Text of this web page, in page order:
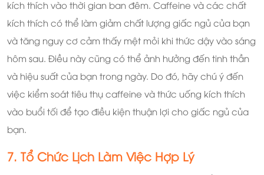
kích thích vào thời gian ban đêm. Caffeine và các chất
kích thích có thể làm giảm chất lượng giấc ngủ của bạn
và tăng nguy cơ cảm thấy mệt mỏi khi thức dậy vào sáng
hôm sau. Điều này cũng có thể ảnh hưởng đến tinh thần
và hiệu suất của bạn trong ngày. Do đó, hãy chú ý đến
việc kiểm soát tiêu thụ caffeine và thức uống kích thích
vào buổi tối để tạo điều kiện thuận lợi cho giấc ngủ của
bạn.
7. Tổ Chức Lịch Làm Việc Hợp Lý